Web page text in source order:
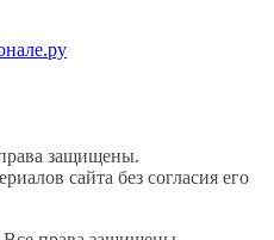
защищены.
сайта без согласия его